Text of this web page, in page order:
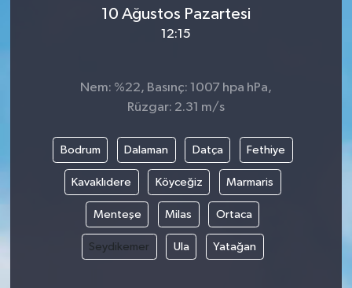
10 Ağustos Pazartesi
12:15
Nem: %22, Basınç: 1007 hpa hPa,
Rüzgar: 2.31 m/s
Bodrum Dalaman Datça Fethiye
Kavaklıdere Köyceğiz Marmaris
Menteşe Milas Ortaca
Seydikemer Ula Yatağan